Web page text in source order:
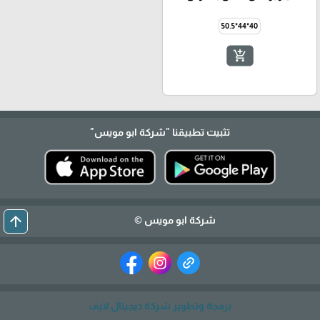
40*44*50.5
add_shopping_cart
تثبيت تطبيقنا "شركة ابو مويس"
شركة ابو مويس © arrow_upward
برمجة وتطوير شركة ديجيتال لايف